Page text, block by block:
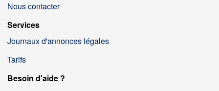
Nous contacter
Services
Journaux d'annonces légales
Tarifs
Besoin d'aide ?